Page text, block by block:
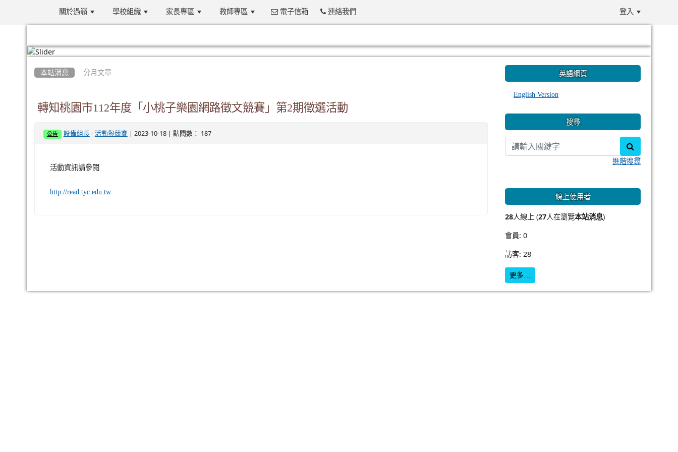
關於過嶺 學校組織 家長專區 教師專區 電子信箱 連絡我們 登入
本站消息 分月文章
轉知桃園市112年度「小桃子樂園網路徵文競賽」第2期徵選活動
公告 設備組長- 活動與競賽| 2023-10-18 | 點閱數： 187
活動資訊請參閱
http://read.tyc.edu.tw
英語網頁
English Version
搜尋
進階搜尋
線上使用者
28人線上 (27人在瀏覽本站消息)
會員: 0
訪客: 28
更多…